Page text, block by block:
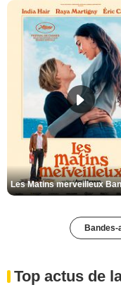
Bandes-
Top actus de